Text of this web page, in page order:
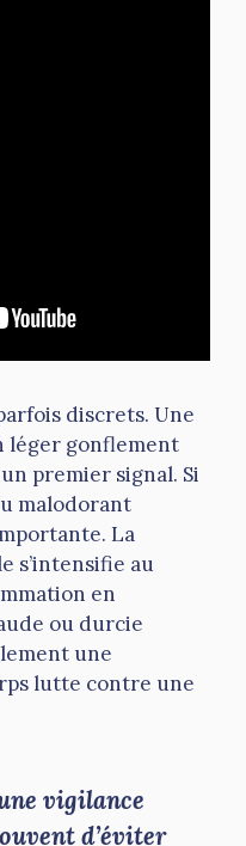
discrets. Une
léger gonflement
premier signal. Si
malodorant
La
s’intensifie au
en
ou durcie
une
lutte contre une
vigilance
d’éviter